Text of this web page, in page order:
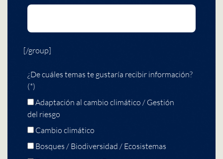
[/group]
¿De cuáles temas te gustaría recibir información?
(*)
Adaptación al cambio climático / Gestión
del riesgo
Cambio climático
Bosques / Biodiversidad / Ecosistemas